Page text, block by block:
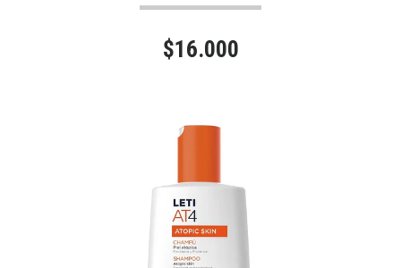
$16.000